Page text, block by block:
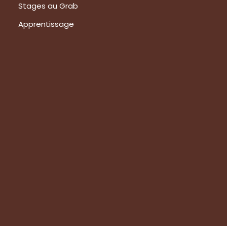
Stages au Grab
Apprentissage